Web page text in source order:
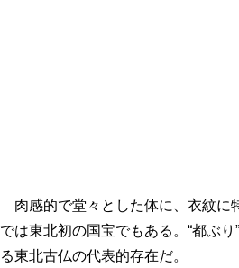
肉感的で堂々とした体に、衣紋に
では東北初の国宝でもある。“都ぶ
る東北古仏の代表的存在だ。